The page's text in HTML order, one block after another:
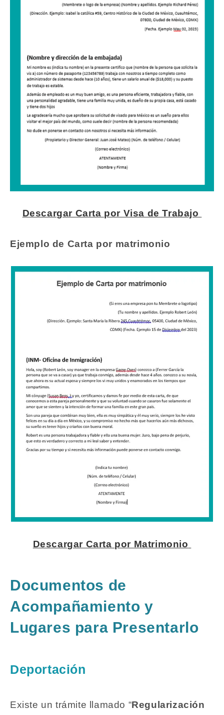
Descargar Carta por Visa de Trabajo
Ejemplo de Carta por matrimonio
Descargar Carta por Matrimonio
Documentos de
Acompañamiento y
Lugares para Presentarlo
Deportación
Existe un trámite llamado “Regularización